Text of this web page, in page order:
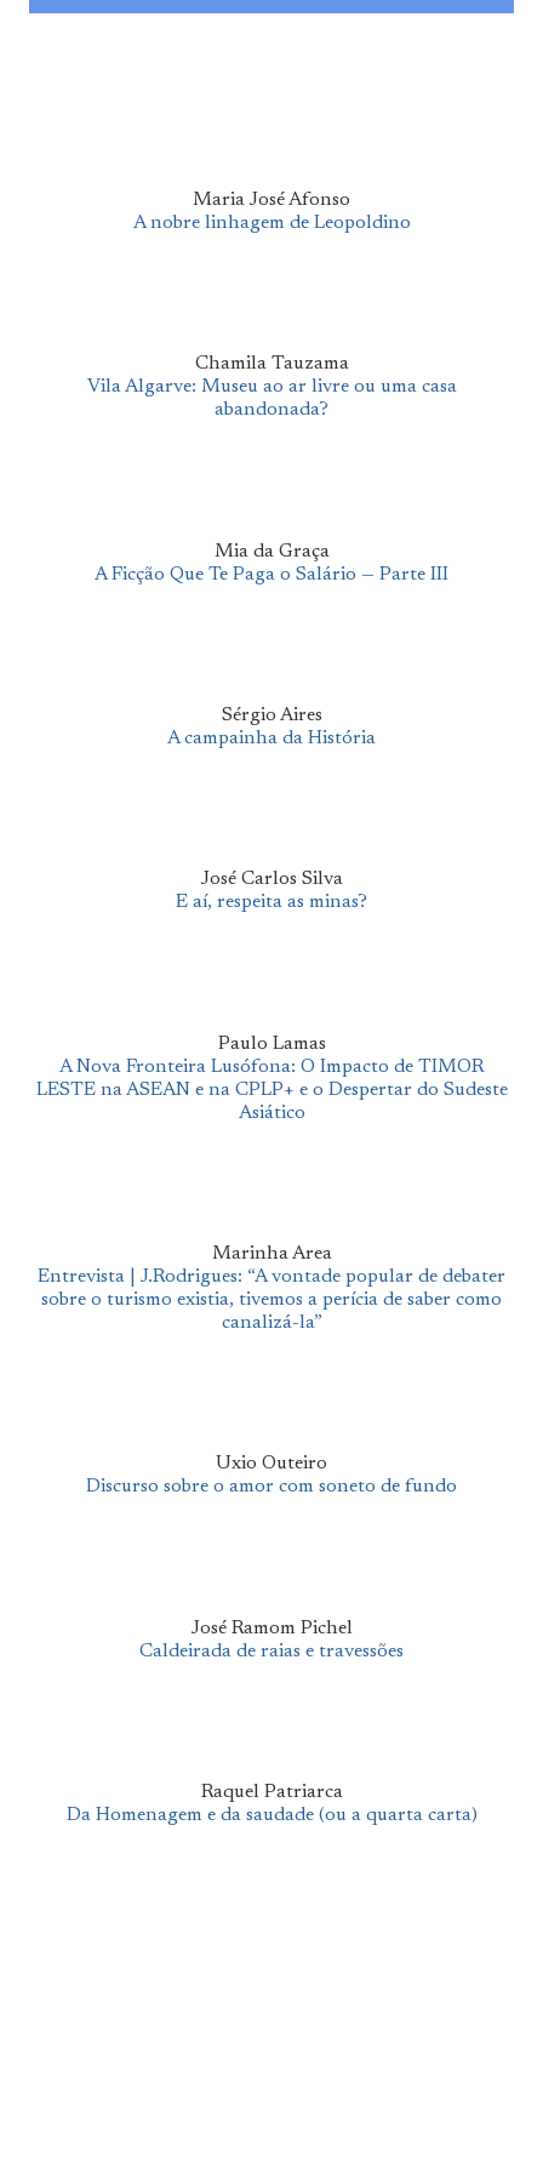
Maria José Afonso
A nobre linhagem de Leopoldino
Chamila Tauzama
Vila Algarve: Museu ao ar livre ou uma casa
abandonada?
Mia da Graça
A Ficção Que Te Paga o Salário — Parte III
Sérgio Aires
A campainha da História
José Carlos Silva
E aí, respeita as minas?
Paulo Lamas
A Nova Fronteira Lusófona: O Impacto de TIMOR
LESTE na ASEAN e na CPLP+ e o Despertar do Sudeste
Asiático
Marinha Area
Entrevista | J.Rodrigues: “A vontade popular de debater
sobre o turismo existia, tivemos a perícia de saber como
canalizá-la”
Uxio Outeiro
Discurso sobre o amor com soneto de fundo
José Ramom Pichel
Caldeirada de raias e travessões
Raquel Patriarca
Da Homenagem e da saudade (ou a quarta carta)